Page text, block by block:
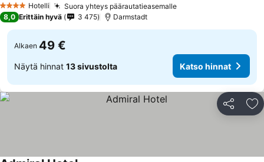
4 Tähtiluokitus
Hotelli Suora yhteys päärautatieasemalle
8,0 Erittäin hyvä 3 475 Darmstadt
Alkaen 49 €
Näytä hinnat 13 sivustolta Katso hinnat
Jaa